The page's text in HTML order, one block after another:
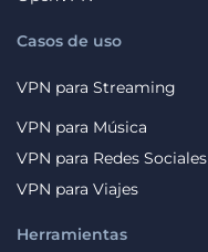
Casos de uso
VPN para Streaming
VPN para Música
VPN para Redes Sociales
VPN para Viajes
Herramientas